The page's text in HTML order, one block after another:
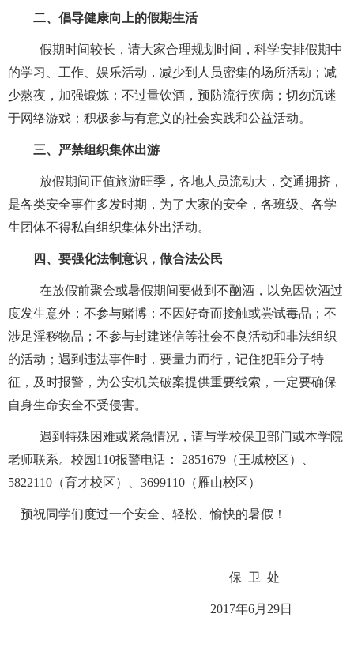
二、倡导健康向上的假期生活
假期时间较长，请大家合理规划时间，科学安排假期中
的学习、工作、娱乐活动，减少到人员密集的场所活动；减
少熬夜，加强锻炼；不过量饮酒，预防流行疾病；切勿沉迷
于网络游戏；积极参与有意义的社会实践和公益活动。
三、严禁组织集体出游
放假期间正值旅游旺季，各地人员流动大，交通拥挤，
是各类安全事件多发时期，为了大家的安全，各班级、各学
生团体不得私自组织集体外出活动。
四、要强化法制意识，做合法公民
在放假前聚会或暑假期间要做到不酗酒，以免因饮酒过
度发生意外；不参与赌博；不因好奇而接触或尝试毒品；不
涉足淫秽物品；不参与封建迷信等社会不良活动和非法组织
的活动；遇到违法事件时，要量力而行，记住犯罪分子特
征，及时报警，为公安机关破案提供重要线索，一定要确保
自身生命安全不受侵害。
遇到特殊困难或紧急情况，请与学校保卫部门或本学院
老师联系。校园 110报警电话： 2851679（王城校区）、
5822110（育才校区）、3699110（雁山校区）
预祝同学们度过一个安全、轻松、愉快的暑假！
保 卫 处
2017年6月29日